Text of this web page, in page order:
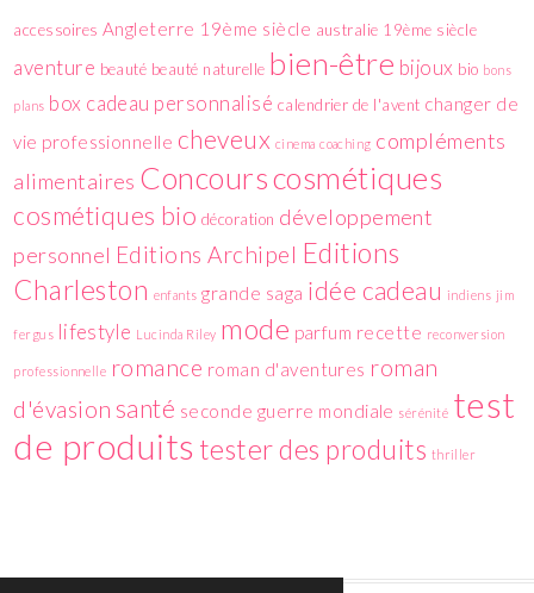
accessoires Angleterre 19ème siècle australie 19ème siècle
aventure beauté beauté naturelle bien-être bijoux bio bons
plans box cadeau personnalisé calendrier de l'avent changer de
vie professionnelle cheveux cinema coaching compléments
alimentaires Concourscosmétiques
cosmétiques bio décoration développement
personnel Editions Archipel Editions
Charleston enfants grande saga idée cadeau indiens jim
fergus lifestyle Lucinda Riley mode parfum recette reconversion
professionnelle romance roman d'aventures roman
d'évasion santé seconde guerre mondiale sérénité test
de produits tester des produits thriller